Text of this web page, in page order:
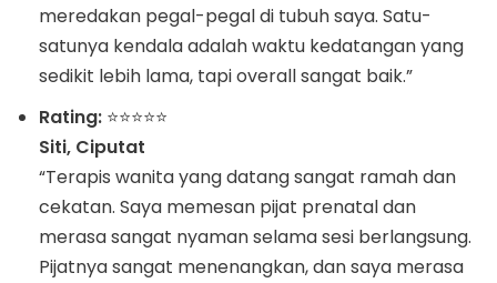
meredakan pegal-pegal di tubuh saya. Satu-
satunya kendala adalah waktu kedatangan yang
sedikit lebih lama, tapi overall sangat baik.”
Rating: ⭐️⭐️⭐️⭐️⭐️
Siti, Ciputat
“Terapis wanita yang datang sangat ramah dan
cekatan. Saya memesan pijat prenatal dan
merasa sangat nyaman selama sesi berlangsung.
Pijatnya sangat menenangkan, dan saya merasa